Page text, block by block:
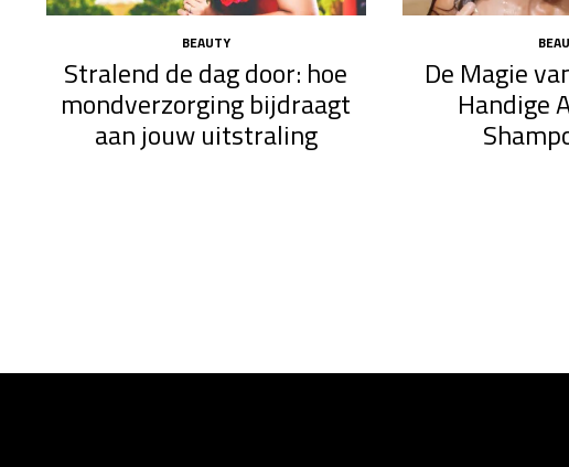
BEAUTY
Stralend de dag door: hoe
mondverzorging bijdraagt
aan jouw uitstraling
De Magie
Handige